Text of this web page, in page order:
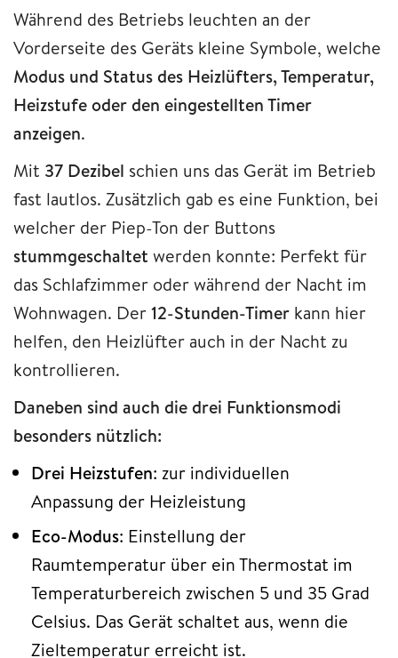
Während des Betriebs leuchten an der
Vorderseite des Geräts kleine Symbole, welche
Modus und Status des Heizlüfters, Temperatur,
Heizstufe oder den eingestellten Timer
anzeigen.
Mit 37 Dezibel schien uns das Gerät im Betrieb
fast lautlos. Zusätzlich gab es eine Funktion, bei
welcher der Piep-Ton der Buttons
stummgeschaltet werden konnte: Perfekt für
das Schlafzimmer oder während der Nacht im
Wohnwagen. Der12-Stunden-Timer kann hier
helfen, den Heizlüfter auch in der Nacht zu
kontrollieren.
Daneben sind auch die drei Funktionsmodi
besonders nützlich:
Drei Heizstufen: zur individuellen
Anpassung der Heizleistung
Eco-Modus: Einstellung der
Raumtemperatur über ein Thermostat im
Temperaturbereich zwischen 5 und 35 Grad
Celsius. Das Gerät schaltet aus, wenn die
Zieltemperatur erreicht ist.